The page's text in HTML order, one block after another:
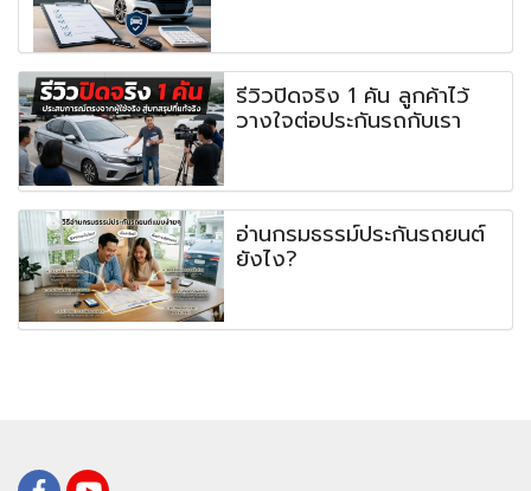
รีวิวปิดจริง 1 คัน ลูกค้าไว้
วางใจต่อประกันรถกับเรา
อ่านกรมธรรม์ประกันรถยนต์
ยังไง?